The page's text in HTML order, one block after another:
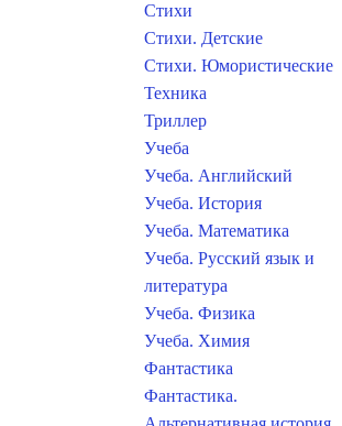
Стихи
Стихи. Детские
Стихи. Юмористические
Техника
Триллер
Учеба
Учеба. Английский
Учеба. История
Учеба. Математика
Учеба. Русский язык и
литература
Учеба. Физика
Учеба. Химия
Фантастика
Фантастика.